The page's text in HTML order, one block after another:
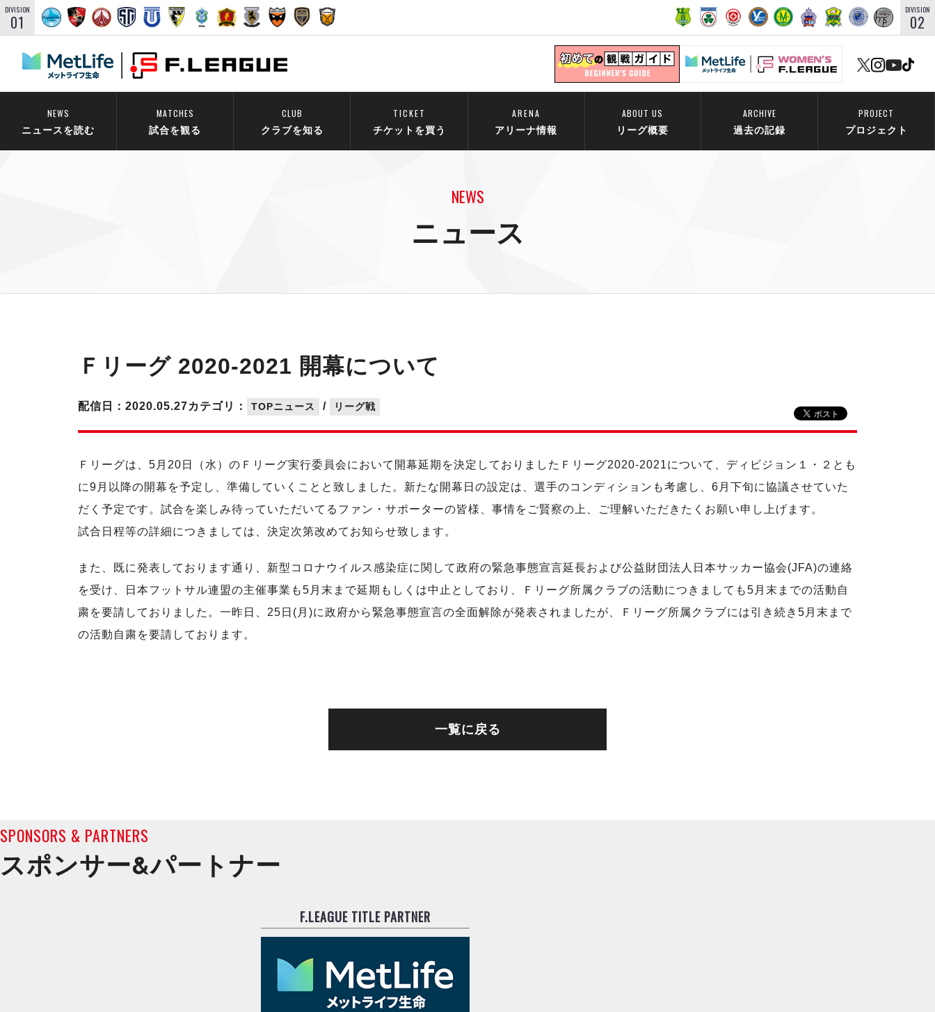
DIVISION
01
DIVISION
02
NEWS
ニュースを読む
MATCHES
試合を観る
CLUB
クラブを知る
TICKET
チケットを買う
ARENA
アリーナ情報
ABOUT US
リーグ概要
ARCHIVE
過去の記録
PROJECT
プロジェクト
NEWS
ニュース
Ｆリーグ 2020-2021 開幕について
カテゴリ： TOPニュース / リーグ戦
配信日：2020.05.27
Ｆリーグは、5月20日（水）のＦリーグ実行委員会において開幕延期を決定しておりましたＦリーグ2020-2021について、ディビジョン１・２とも
に9月以降の開幕を予定し、準備していくことと致しました。新たな開幕日の設定は、選手のコンディションも考慮し、6月下旬に協議させていた
だく予定です。試合を楽しみ待っていただいてるファン・サポーターの皆様、事情をご賢察の上、ご理解いただきたくお願い申し上げます。
試合日程等の詳細につきましては、決定次第改めてお知らせ致します。
また、既に発表しております通り、新型コロナウイルス感染症に関して政府の緊急事態宣言延長および公益財団法人日本サッカー協会(JFA)の連絡
を受け、日本フットサル連盟の主催事業も5月末まで延期もしくは中止としており、Ｆリーグ所属クラブの活動につきましても5月末までの活動自
粛を要請しておりました。一昨日、25日(月)に政府から緊急事態宣言の全面解除が発表されましたが、Ｆリーグ所属クラブには引き続き5月末まで
の活動自粛を要請しております。
一覧に戻る
SPONSORS & PARTNERS
スポンサー&パートナー
F.LEAGUE TITLE PARTNER